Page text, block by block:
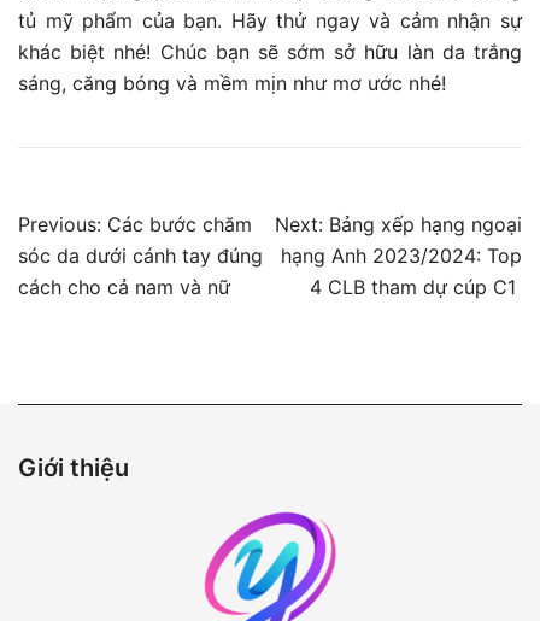
tủ mỹ phẩm của bạn. Hãy thử ngay và cảm nhận sự
khác biệt nhé! Chúc bạn sẽ sớm sở hữu làn da trắng
sáng, căng bóng và mềm mịn như mơ ước nhé!
Điều
hướng
Previous: Các bước chăm
sóc da dưới cánh tay đúng
cách cho cả nam và nữ
Next: Bảng xếp hạng ngoại
hạng Anh 2023/2024: Top
4 CLB tham dự cúp C1
Giới thiệu